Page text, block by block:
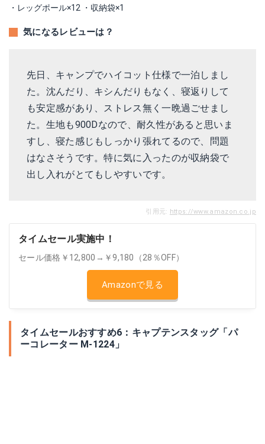
・レッグポール×12 ・収納袋×1
気になるレビューは？
先日、キャンプでハイコット仕様で一泊しまし
た。沈んだり、キシんだりもなく、寝返りして
も安定感があり、ストレス無く一晩過ごせまし
た。生地も900Dなので、耐久性があると思いま
すし、寝た感じもしっかり張れてるので、問題
はなさそうです。特に気に入ったのが収納袋で
出し入れがとてもしやすいです。
引用元: https://www.amazon.co.jp
タイムセール実施中！
セール価格￥12,800→￥9,180（28％OFF）
Amazonで見る
タイムセールおすすめ6：キャプテンスタッグ「パ
ーコレーター M-1224」